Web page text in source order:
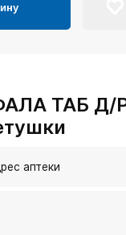
ТАБ Д/